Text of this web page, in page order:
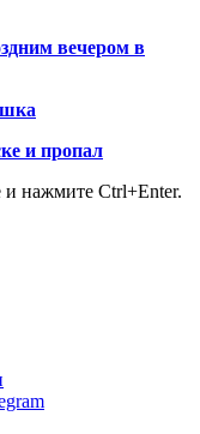
вечером в
и пропал
нажмите Ctrl+Enter.